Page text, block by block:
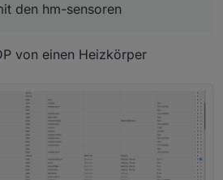
den hm-sensoren
von einen Heizkörper